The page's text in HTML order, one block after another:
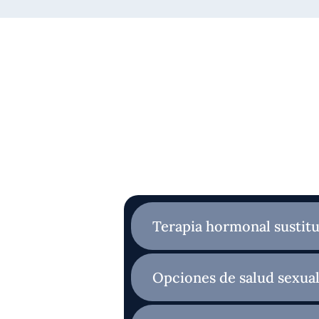
Terapia hormonal
Opciones de salud sexual